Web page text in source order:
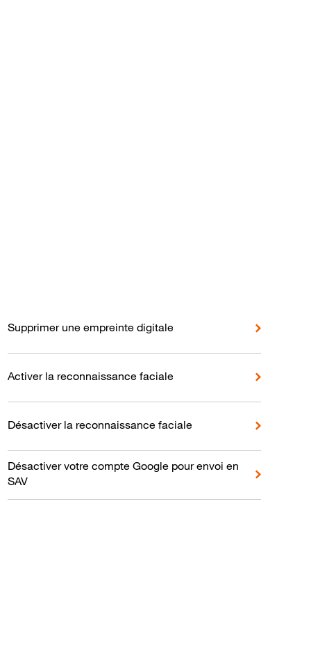
Supprimer une empreinte digitale
Activer la reconnaissance faciale
Désactiver la reconnaissance faciale
Désactiver votre compte Google pour envoi en
SAV